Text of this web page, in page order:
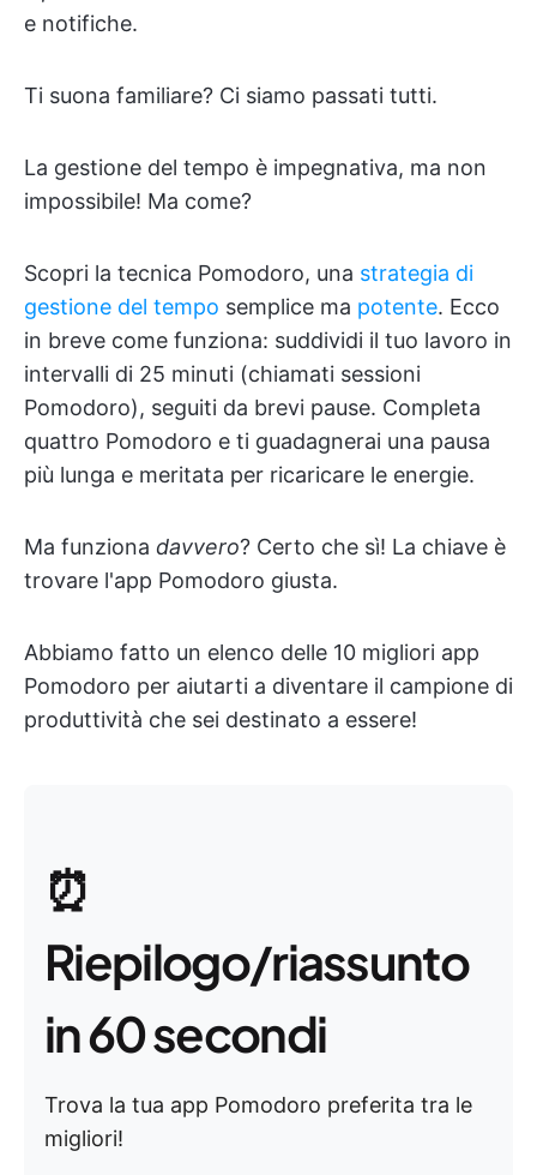
e notifiche.
Ti suona familiare? Ci siamo passati tutti.
La gestione del tempo è impegnativa, ma non
impossibile! Ma come?
Scopri la tecnica Pomodoro, una strategia di
gestione del tempo semplice ma potente. Ecco
in breve come funziona: suddividi il tuo lavoro in
intervalli di 25 minuti (chiamati sessioni
Pomodoro), seguiti da brevi pause. Completa
quattro Pomodoro e ti guadagnerai una pausa
più lunga e meritata per ricaricare le energie.
Ma funziona davvero? Certo che sì! La chiave è
trovare l'app Pomodoro giusta.
Abbiamo fatto un elenco delle 10 migliori app
Pomodoro per aiutarti a diventare il campione di
produttività che sei destinato a essere!
⏰
Riepilogo/riassunto
in 60 secondi
Trova la tua app Pomodoro preferita tra le
migliori!